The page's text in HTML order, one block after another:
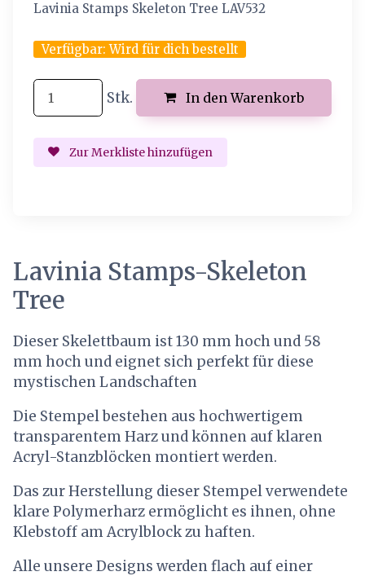
Lavinia Stamps Skeleton Tree LAV532
Verfügbar:Wird für dich bestellt
Stk. In den Warenkorb
Zur Merkliste hinzufügen
Lavinia Stamps-Skeleton
Tree
Dieser Skelettbaum ist 130 mm hoch und 58
mm hoch und eignet sich perfekt für diese
mystischen Landschaften
Die Stempel bestehen aus hochwertigem
transparentem Harz und können auf klaren
Acryl-Stanzblöcken montiert werden.
Das zur Herstellung dieser Stempel verwendete
klare Polymerharz ermöglicht es ihnen, ohne
Klebstoff am Acrylblock zu haften.
Alle unsere Designs werden flach auf einer